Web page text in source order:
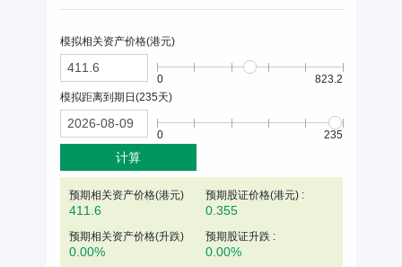
模拟相关资产价格(港元)
0
823.2
模拟距离到期日(235天)
0 235
计算
预期相关资产价格(港元)
411.6
预期股证价格(港元) :
0.355
预期相关资产价格(升跌)
0.00%
预期股证升跌 :
0.00%